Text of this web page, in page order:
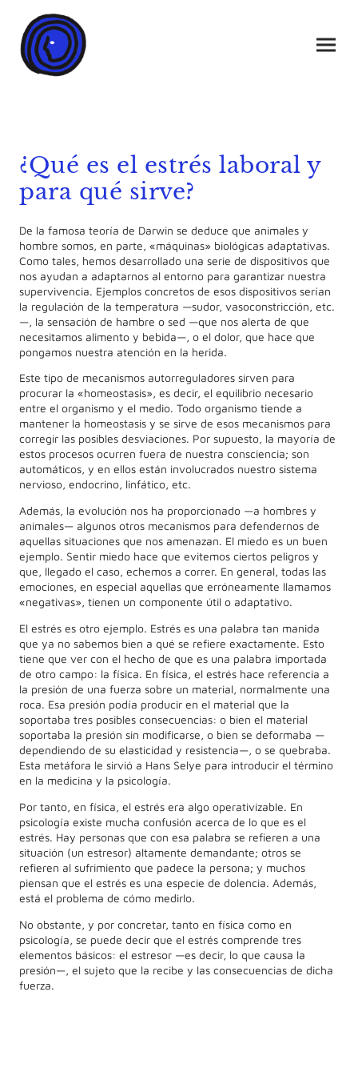
¿Qué es el estrés laboral y
para qué sirve?
De la famosa teoría de Darwin se deduce que animales y
hombre somos, en parte, «máquinas» biológicas adaptativas.
Como tales, hemos desarrollado una serie de dispositivos que
nos ayudan a adaptarnos al entorno para garantizar nuestra
supervivencia. Ejemplos concretos de esos dispositivos serían
la regulación de la temperatura —sudor, vasoconstricción, etc.
—, la sensación de hambre o sed —que nos alerta de que
necesitamos alimento y bebida—, o el dolor, que hace que
pongamos nuestra atención en la herida.
Este tipo de mecanismos autorreguladores sirven para
procurar la «homeostasis», es decir, el equilibrio necesario
entre el organismo y el medio. Todo organismo tiende a
mantener la homeostasis y se sirve de esos mecanismos para
corregir las posibles desviaciones. Por supuesto, la mayoría de
estos procesos ocurren fuera de nuestra consciencia; son
automáticos, y en ellos están involucrados nuestro sistema
nervioso, endocrino, linfático, etc.
Además, la evolución nos ha proporcionado —a hombres y
animales— algunos otros mecanismos para defendernos de
aquellas situaciones que nos amenazan. El miedo es un buen
ejemplo. Sentir miedo hace que evitemos ciertos peligros y
que, llegado el caso, echemos a correr. En general, todas las
emociones, en especial aquellas que erróneamente llamamos
«negativas», tienen un componente útil o adaptativo.
El estrés es otro ejemplo. Estrés es una palabra tan manida
que ya no sabemos bien a qué se refiere exactamente. Esto
tiene que ver con el hecho de que es una palabra importada
de otro campo: la física. En física, el estrés hace referencia a
la presión de una fuerza sobre un material, normalmente una
roca. Esa presión podía producir en el material que la
soportaba tres posibles consecuencias: o bien el material
soportaba la presión sin modificarse, o bien se deformaba —
dependiendo de su elasticidad y resistencia—, o se quebraba.
Esta metáfora le sirvió a Hans Selye para introducir el término
en la medicina y la psicología.
Por tanto, en física, el estrés era algo operativizable. En
psicología existe mucha confusión acerca de lo que es el
estrés. Hay personas que con esa palabra se refieren a una
situación (un estresor) altamente demandante; otros se
refieren al sufrimiento que padece la persona; y muchos
piensan que el estrés es una especie de dolencia. Además,
está el problema de cómo medirlo.
No obstante, y por concretar, tanto en física como en
psicología, se puede decir que el estrés comprende tres
elementos básicos: el estresor —es decir, lo que causa la
presión—, el sujeto que la recibe y las consecuencias de dicha
fuerza.